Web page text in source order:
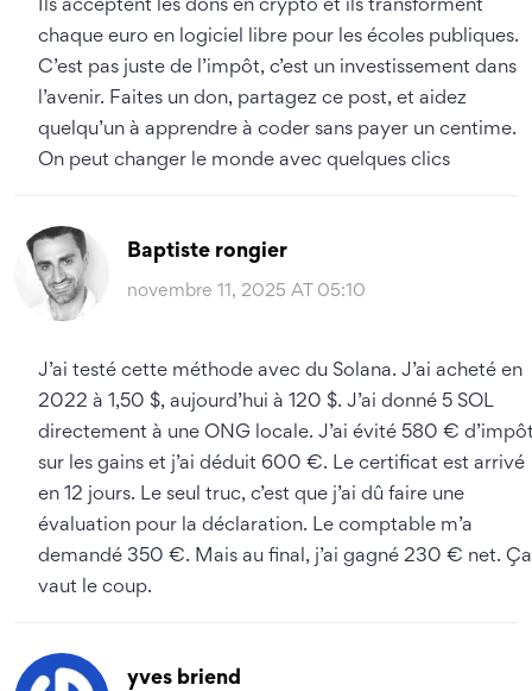
Ils acceptent les dons en crypto et ils transforment
chaque euro en logiciel libre pour les écoles publiques.
C’est pas juste de l’impôt, c’est un investissement dans
l’avenir. Faites un don, partagez ce post, et aidez
quelqu’un à apprendre à coder sans payer un centime.
On peut changer le monde avec quelques clics
Baptiste rongier
novembre 11, 2025 AT 05:10
J’ai testé cette méthode avec du Solana. J’ai acheté en
2022 à 1,50 $, aujourd’hui à 120 $. J’ai donné 5 SOL
directement à une ONG locale. J’ai évité 580 €
sur les gains et j’ai déduit 600 €. Le certificat est arrivé
en 12 jours. Le seul truc, c’est que j’ai dû faire une
évaluation pour la déclaration. Le comptable m’a
demandé 350 €. Mais au final, j’ai gagné 230 € net. Ça
vaut le coup.
yves briend